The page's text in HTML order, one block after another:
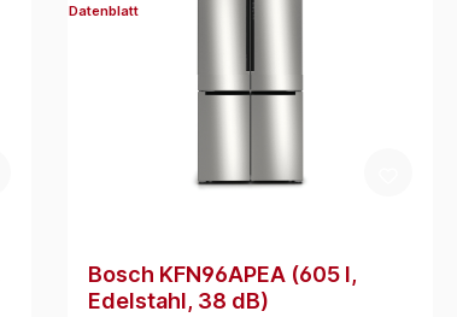
Datenblatt
Bosch KFN96APEA (605 l,
Edelstahl, 38 dB)